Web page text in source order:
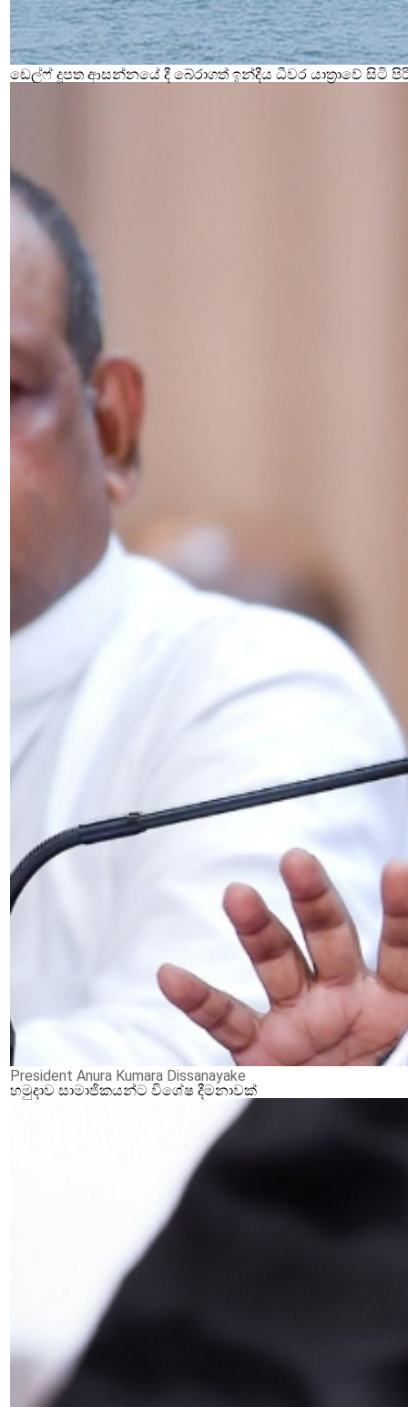
ඩෙල්ෆ් දූපත ආසන්නයේ දී බේරාගත් ඉන්දීය ධීවර යාත්‍රාවේ
President Anura Kumara Dissanayake
හමුදාව සාමාජිකයන්ට විශේෂ දීමනාවක්